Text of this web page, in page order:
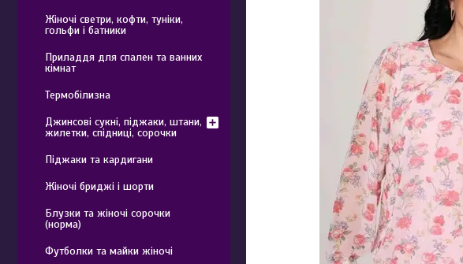
Жіночі светри, кофти, туніки,
гольфи і батники
Приладдя для спален та ванних
кімнат
Термобілизна
Джинсові сукні, піджаки, штани,
жилетки, спідниці, сорочки
Піджаки та кардигани
Жіночі бриджі і шорти
Блузки та жіночі сорочки
(норма)
Футболки та майки жіночі